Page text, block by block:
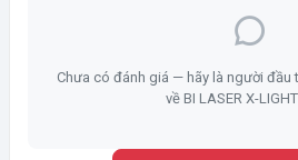
Chưa có đánh giá — hãy là người đầu
về BI LASER X-LIGHT